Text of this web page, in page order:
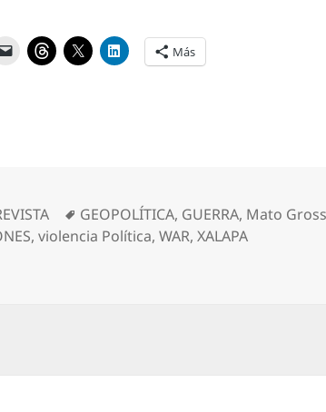
Más
Etiquetas
GEOPOLÍTICA, GUERRA, Mato
,violencia Política,WAR,XALAPA